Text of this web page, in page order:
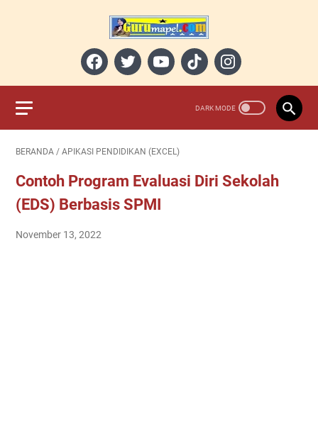
BERANDA / APIKASI PENDIDIKAN (EXCEL)
Contoh Program Evaluasi Diri Sekolah
(EDS) Berbasis SPMI
November 13, 2022